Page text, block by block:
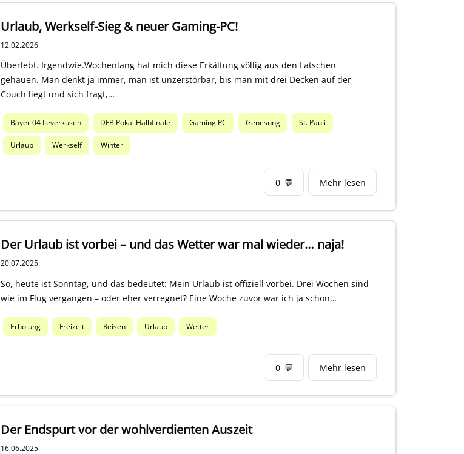
Urlaub, Werkself-Sieg & neuer Gaming-PC!
12.02.2026
Überlebt. Irgendwie.Wochenlang hat mich diese Erkältung völlig aus den Latschen
gehauen. Man denkt ja immer, man ist unzerstörbar, bis man mit drei Decken auf der
Couch liegt und sich fragt,…
Bayer 04 Leverkusen DFB Pokal Halbfinale Gaming PC Genesung St. Pauli
Urlaub Werkself Winter
0 💬 Mehr lesen
Der Urlaub ist vorbei – und das Wetter war mal wieder… naja!
20.07.2025
So, heute ist Sonntag, und das bedeutet: Mein Urlaub ist offiziell vorbei. Drei Wochen sind
wie im Flug vergangen – oder eher verregnet? Eine Woche zuvor war ich ja schon…
Erholung Freizeit Reisen Urlaub Wetter
0 💬 Mehr lesen
Der Endspurt vor der wohlverdienten Auszeit
16.06.2025